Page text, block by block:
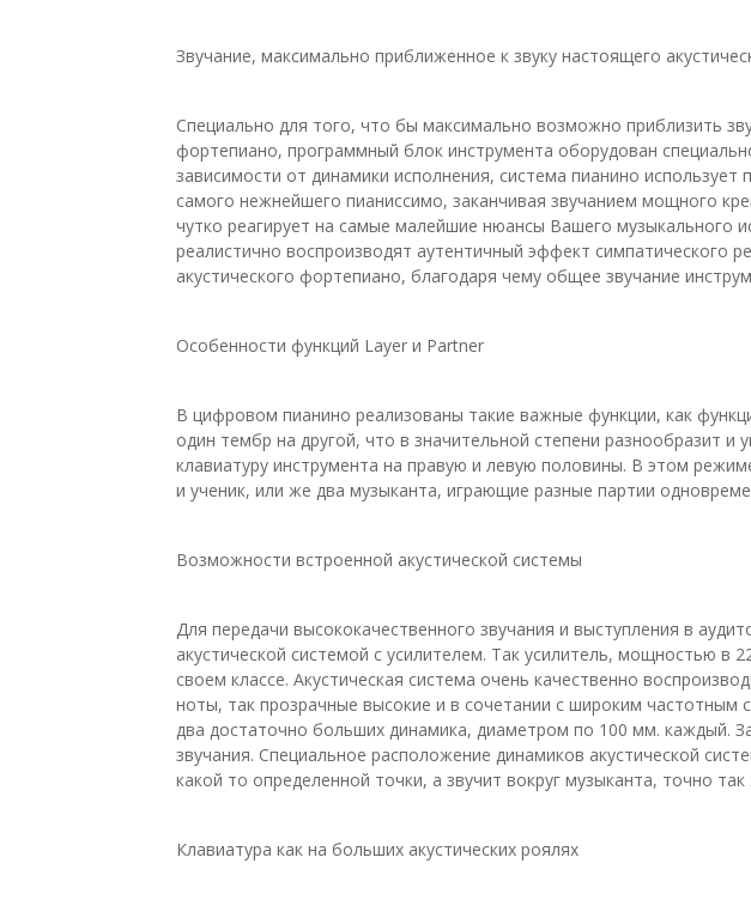
Звучание, максимально приближенное к звуку настоящего
Специально для того, что бы максимально возможно приблизить
фортепиано, программный блок инструмента оборудован
зависимости от динамики исполнения, система пианино
самого нежнейшего пианиссимо, заканчивая звучанием мощного
чутко реагирует на самые малейшие нюансы Вашего музыкального
реалистично воспроизводят аутентичный эффект симпатического
акустического фортепиано, благодаря чему общее звучание
Особенности функций Layer и Partner
В цифровом пианино реализованы такие важные функции, как
один тембр на другой, что в значительной степени разнообразит
клавиатуру инструмента на правую и левую половины. В этом
и ученик, или же два музыканта, играющие разные партии
Возможности встроенной акустической системы
Для передачи высококачественного звучания и выступления в
акустической системой с усилителем. Так усилитель, мощностью в
своем классе. Акустическая система очень качественно
ноты, так прозрачные высокие и в сочетании с широким частотным
два достаточно больших динамика, диаметром по 100 мм. каждый.
звучания. Специальное расположение динамиков акустической
какой то определенной точки, а звучит вокруг музыканта, точно
Клавиатура как на больших акустических роялях